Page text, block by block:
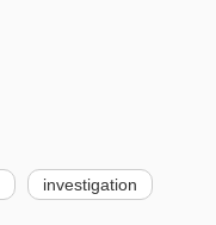
investigation